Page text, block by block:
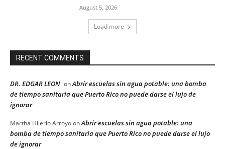
August 5, 2026
Load more
RECENT COMMENTS
DR. EDGAR LEON onAbrir escuelas sin agua potable: una bomba
de tiempo sanitaria que Puerto Rico no puede darse el lujo de
ignorar
Martha Hilerio ArroyoonAbrir escuelas sin agua potable: una
bomba de tiempo sanitaria que Puerto Rico no puede darse el lujo
de ignorar